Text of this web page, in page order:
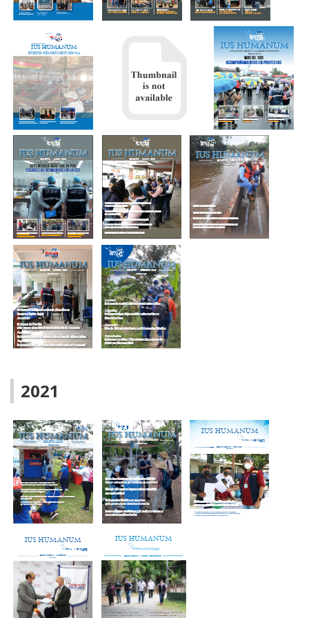
BOLETÍN
DIGITAL -
DICIEMBRE
2022
BOLETÍN
DIGITAL -
NOVIEMBRE
BOLETÍN
DIGITAL -
OCTUBRE
2022
BOLETÍN
DIGITAL -
SEPTIEMBRE
2022
BOLETÍN DIGITAL -
AGOSTO 2022
BOLETÍN
DIGITAL –
JULIO/AGOSTO
2022
BOLETÍN
DIGITAL –
JUNIO/JULIO
2022
BOLETÍN
DIGITAL –
MAYO 2022
BOLETÍN
DIGITAL –
MARZO 2022
BOLETÍN
DIGITAL -
FEBRERO 2022
2021
BOLETÍN
DIGITAL -
BOLETÍN
DIGITAL -
MAYO / JUNIO